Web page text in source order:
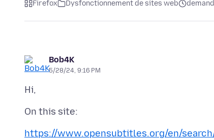
Firefox Dysfonctionnement de sites web
Bob4K
5/28/24, 9:16 PM
https://www.opensubtitles.org/en/